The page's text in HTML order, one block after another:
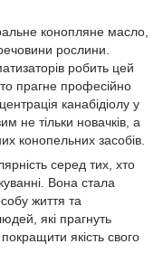
конопляне масло,
рослини.
робить цей
прагне професійно
канабідіолу у
не тільки новачків, а
конопельних засобів.
серед тих, хто
Вона стала
життя та
які прагнуть
якість свого